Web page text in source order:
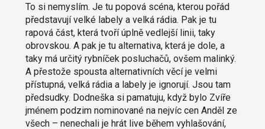
To si nemyslím. Je tu popová scéna, kterou pořád
představují velké labely a velká rádia. Pak je tu
rapová část, která tvoří úplně vedlejší linii, taky
obrovskou. A pak je tu alternativa, která je dole, a
taky má určitý rybníček posluchačů, ovšem malinký.
A přestože spousta alternativních věcí je velmi
přístupná, velká rádia a labely je ignorují. Jsou tam
předsudky. Dodneška si pamatuju, když bylo Zvíře
jménem podzim nominované na nejvíc cen Anděl ze
všech – nenechali je hrát live během vyhlašování,